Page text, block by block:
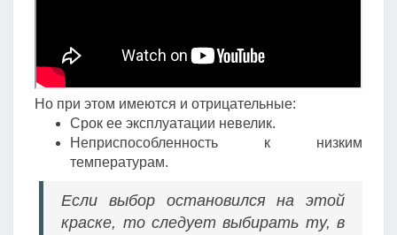
Но при этом имеются и отрицательные:
Срок ее эксплуатации невелик.
Неприспособленность к низким
температурам.
Если выбор остановился на этой
краске, то следует выбирать ту, в